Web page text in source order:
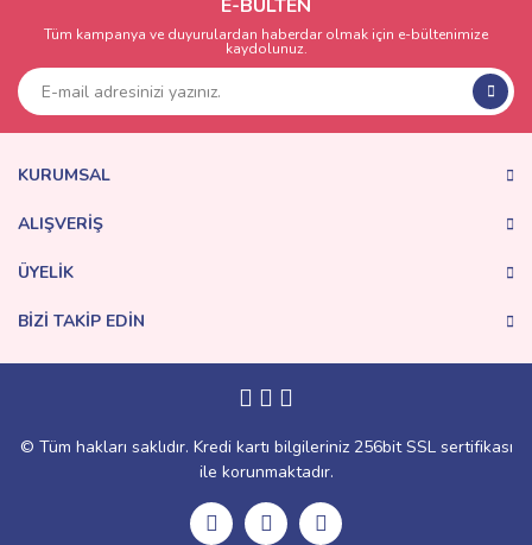
E-BÜLTEN
Tüm kampanya ve duyurulardan haberdar olmak için e-bültenimize
kaydolunuz.
KURUMSAL
ALIŞVERİŞ
ÜYELİK
BİZİ TAKİP EDİN
© Tüm hakları saklıdır. Kredi kartı bilgileriniz 256bit SSL sertifikası
ile korunmaktadır.